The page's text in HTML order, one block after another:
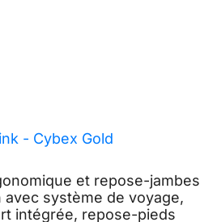
- Cybex Gold
et repose-jambes
système de voyage,
intégrée, repose-pieds